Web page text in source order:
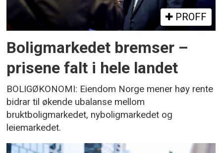
PROFF
Boligmarkedet bremser –
prisene falt i hele landet
BOLIGØKONOMI: Eiendom Norge mener høy rente
bidrar til økende ubalanse mellom
bruktboligmarkedet, nyboligmarkedet og
leiemarkedet.